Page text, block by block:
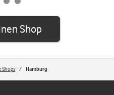
Shop
Shops Hamburg